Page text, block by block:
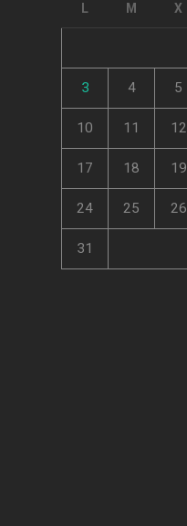
L M X
3 4 5
10 11 12
17 18 19
24 25 26
31